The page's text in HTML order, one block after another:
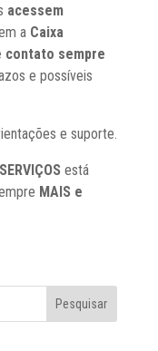
acessem
a Caixa
contato sempre
e possíveis
e suporte.
está
MAIS e
Pesquisar